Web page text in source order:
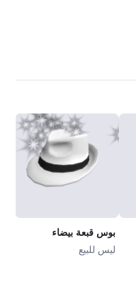
بوس قبعة بيضاء
ليس للبيع